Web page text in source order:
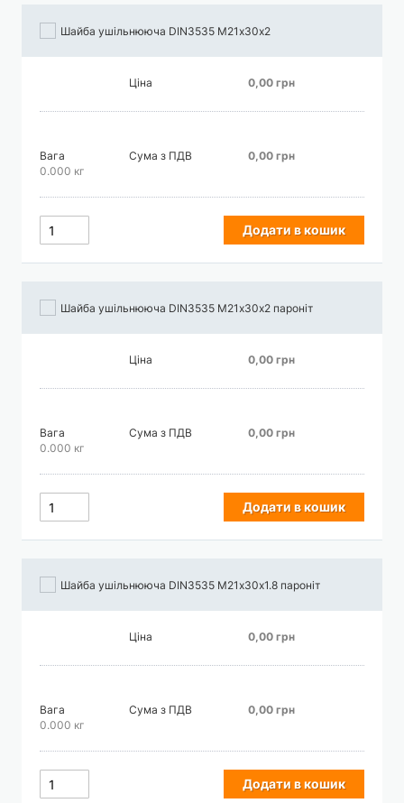
Шайба ушільнююча DIN3535 М21х30х2
Ціна 0,00 грн
Вага
0.000 кг
Сума з ПДВ 0,00 грн
Додати в кошик
Шайба ушільнююча DIN3535 М21х30х2 пароніт
Ціна 0,00 грн
Вага
0.000 кг
Сума з ПДВ 0,00 грн
Додати в кошик
Шайба ушільнююча DIN3535 М21х30х1.8 пароніт
Ціна 0,00 грн
Вага
0.000 кг
Сума з ПДВ 0,00 грн
Додати в кошик